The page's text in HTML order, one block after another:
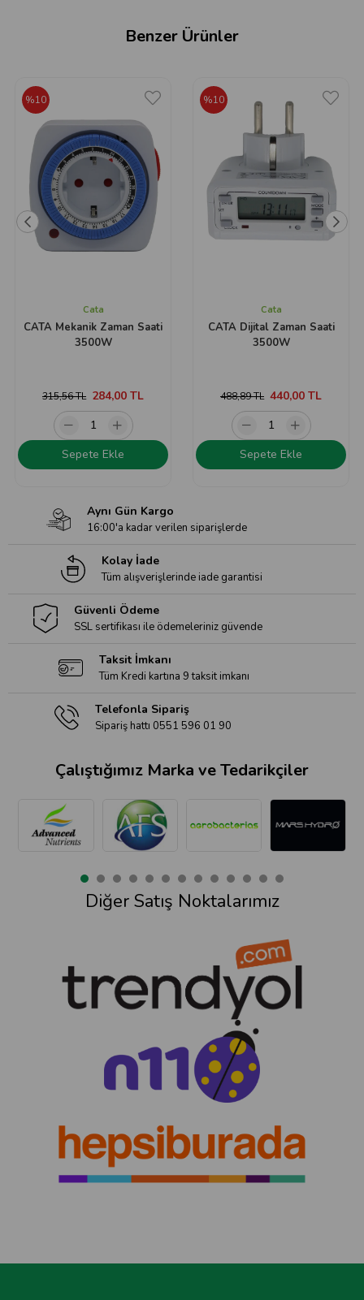
Benzer Ürünler
Cata
CATA Mekanik Zaman Saati
3500W
284,00 TL
315,56 TL
%10
Sepete Ekle
Cata
CATA Dijital Zaman Saati
3500W
440,00 TL
488,89 TL
%10
Sepete Ekle
Aynı Gün Kargo
16:00'a kadar verilen siparişlerde
Kolay İade
Tüm alışverişlerinde iade garantisi
Güvenli Ödeme
SSL sertifikası ile ödemeleriniz güvende
Taksit İmkanı
Tüm Kredi kartına 9 taksit imkanı
Telefonla Sipariş
Sipariş hattı 0551 596 01 90
Çalıştığımız Marka ve Tedarikçiler
Diğer Satış Noktalarımız